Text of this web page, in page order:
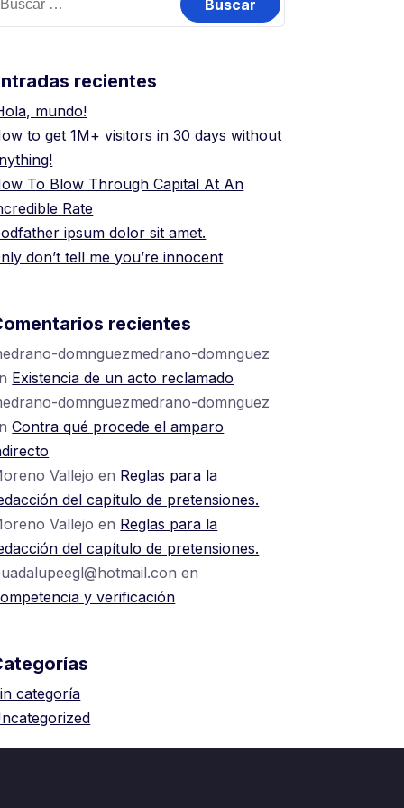
recientes
mundo!
to get 1M+ visitors in 30 days without
To Blow Through Capital At An
Rate
ipsum dolor sit amet.
don’t tell me you’re innocent
recientes
domnguezmedrano-domnguez
Existencia de un acto reclamado
domnguezmedrano-domnguez
Contra qué procede el amparo
Vallejo en Reglas para la
del capítulo de pretensiones.
Vallejo en Reglas para la
del capítulo de pretensiones.
en
y verificación
categoría